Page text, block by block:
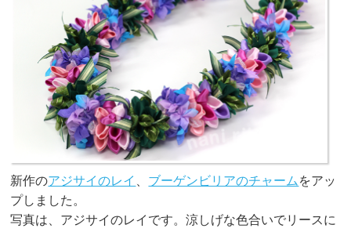
新作のアジサイのレイ ブーゲンビリアのチャーム をアッ
プしました。
写真は、アジサイのレイです。涼しげな色合いでリースに